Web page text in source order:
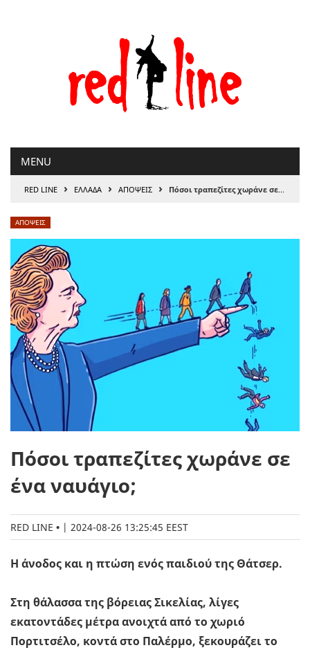
MENU
RED LINE › ΕΛΛΑΔΑ › ΑΠΟΨΕΙΣ › Πόσοι τραπεζίτες χωράνε σε ένα ναυάγιο;
ΑΠΟΨΕΙΣ
Πόσοι τραπεζίτες χωράνε σε
ένα ναυάγιο;
RED LINE | 2024-08-26 13:25:45 EEST
Η άνοδος και η πτώση ενός παιδιού της Θάτσερ.
Στη θάλασσα της βόρειας Σικελίας, λίγες
εκατοντάδες μέτρα ανοιχτά από το χωριό
Πορτιτσέλο, κοντά στο Παλέρμο, ξεκουράζει το